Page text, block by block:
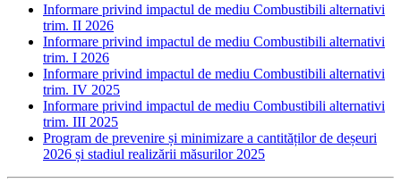
Informare privind impactul de mediu Combustibili alternativi
trim. II 2026
Informare privind impactul de mediu Combustibili alternativi
trim. I 2026
Informare privind impactul de mediu Combustibili alternativi
trim. IV 2025
Informare privind impactul de mediu Combustibili alternativi
trim. III 2025
Program de prevenire și minimizare a cantităților de deșeuri
2026 și stadiul realizării măsurilor 2025